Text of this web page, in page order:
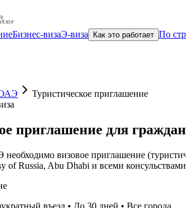
Бизнес-визаЭ-виза Как это работает По
Туристическое приглашение
приглашение для
визовое приглашение
of Russia, Abu Dhabi и всеми
въезд • До 30 дней • Все города